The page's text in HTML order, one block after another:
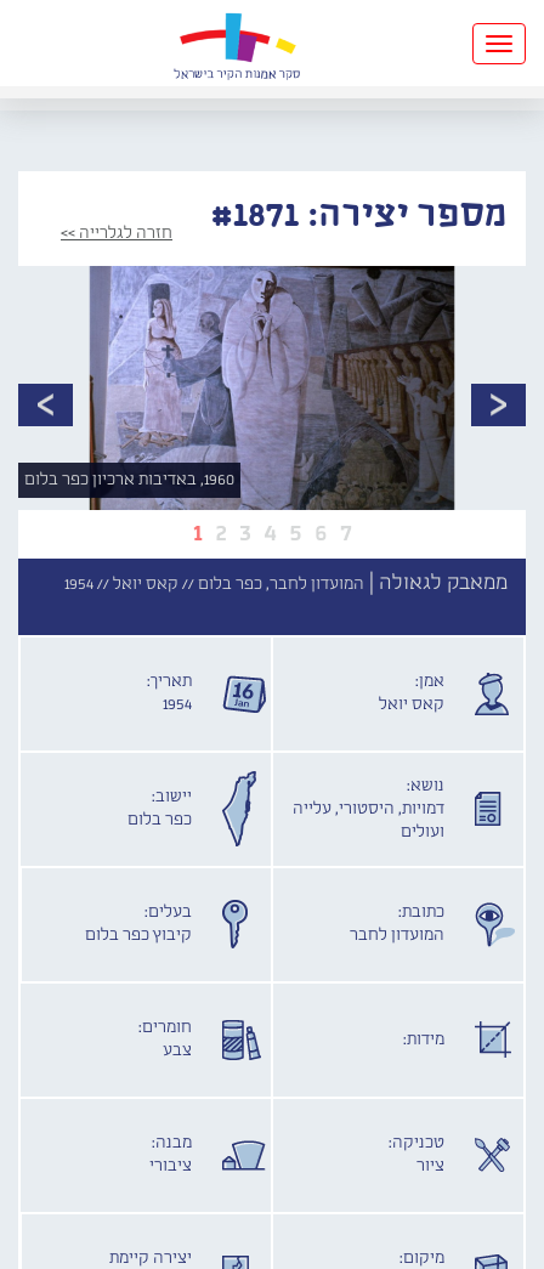
Toggle
navigation
מספר יצירה: #1871 חזרה לגלרייה >>
1 2 3 4 5 6 7
1960, באדיבות ארכיון כפר בלום
ממאבק לגאולה | המועדון לחבר, כפר בלום // קאס יואל //1954
אמן:
קאס יואל
תאריך:
1954
נושא:
דמויות, היסטורי, עלייה
ועולים
יישוב:
כפר בלום
כתובת:
המועדון לחבר
בעלים:
קיבוץ כפר בלום
מידות:
חומרים:
צבע
טכניקה:
ציור
מבנה:
ציבורי
מיקום:
יצירה קיימת